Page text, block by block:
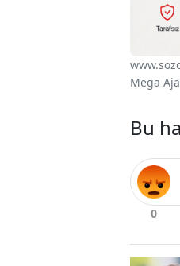
Mega
Bu